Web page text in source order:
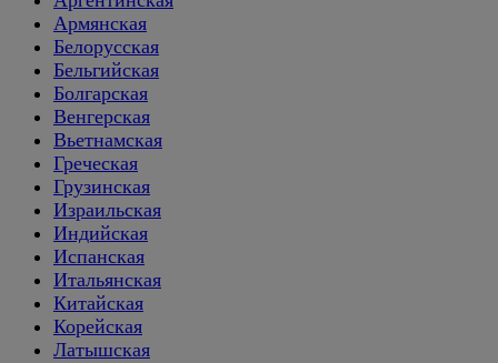
Армянская
Белорусская
Бельгийская
Болгарская
Венгерская
Вьетнамская
Греческая
Грузинская
Израильская
Индийская
Испанская
Итальянская
Китайская
Корейская
Латышская